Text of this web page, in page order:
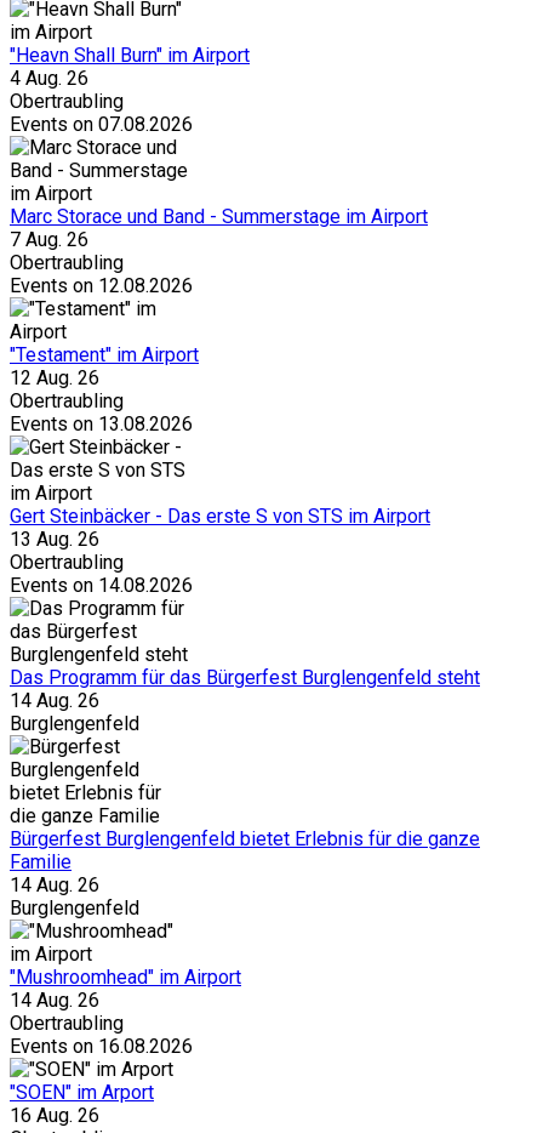
"Heavn Shall Burn" im Airport
4 Aug. 26
Obertraubling
Events on 07.08.2026
Marc Storace und Band - Summerstage im Airport
7 Aug. 26
Obertraubling
Events on 12.08.2026
"Testament" im Airport
12 Aug. 26
Obertraubling
Events on 13.08.2026
Gert Steinbäcker - Das erste S von STS im Airport
13 Aug. 26
Obertraubling
Events on 14.08.2026
Das Programm für das Bürgerfest Burglengenfeld steht
14 Aug. 26
Burglengenfeld
Bürgerfest Burglengenfeld bietet Erlebnis für die ganze
Familie
14 Aug. 26
Burglengenfeld
"Mushroomhead" im Airport
14 Aug. 26
Obertraubling
Events on 16.08.2026
"SOEN" im Arport
16 Aug. 26